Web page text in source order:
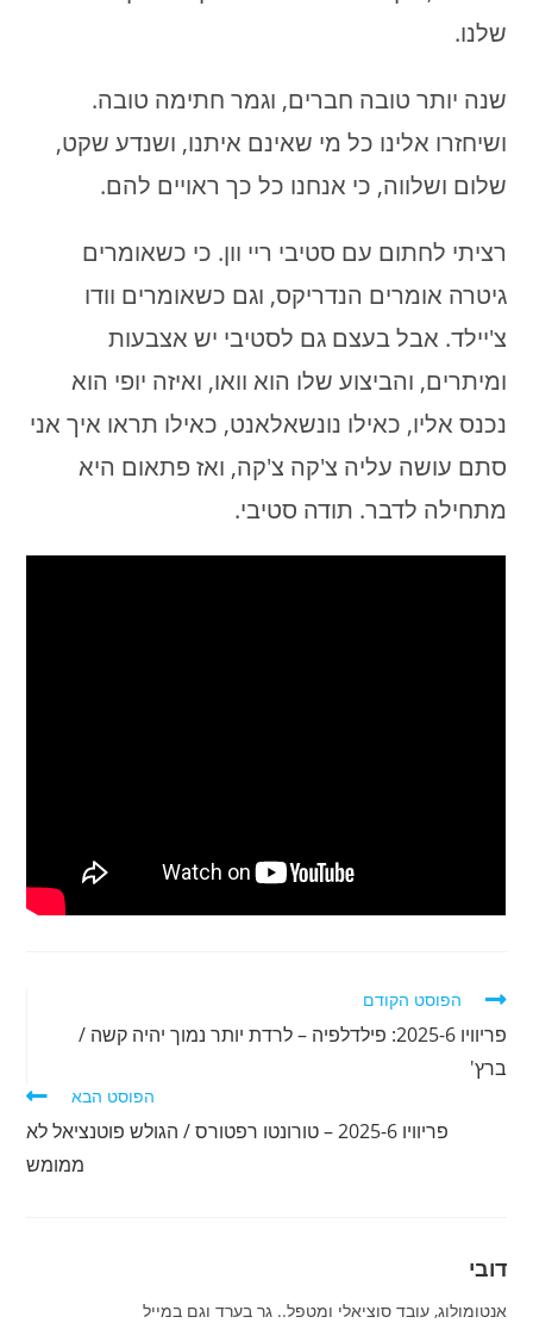
שלנו.
שנה יותר טובה חברים, וגמר חתימה טובה.
ושיחזרו אלינו כל מי שאינם איתנו, ושנדע שקט,
שלום ושלווה, כי אנחנו כל כך ראויים להם.
רציתי לחתום עם סטיבי ריי וון. כי כשאומרים
גיטרה אומרים הנדריקס, וגם כשאומרים וודו
צ'יילד. אבל בעצם גם לסטיבי יש אצבעות
ומיתרים, והביצוע שלו הוא וואו, ואיזה יופי הוא
נכנס אליו, כאילו נונשאלאנט, כאילו תראו איך אני
סתם עושה עליה צ'קה צ'קה, ואז פתאום היא
מתחילה לדבר. תודה סטיבי.
לקרוא
נוספים
הפוסט הקודם
פריוויו 2025-6: פילדלפיה – לרדת יותר נמוך יהיה קשה /
ברץ'
הפוסט הבא
פריוויו 2025-6 – טורונטו רפטורס / הגולש פוטנציאל לא
ממומש
דובי
אנטומולוג, עובד סוציאלי ומטפל.. גר בערד וגם במייל